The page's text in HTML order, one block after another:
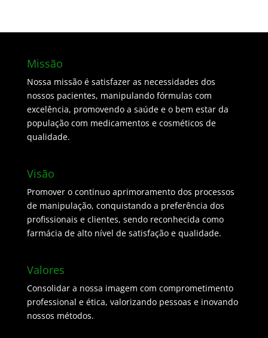
Missão
Nossa missão é satisfazer as necessidades dos
nossos pacientes, manipulando fórmulas com
excelência, promovendo a saúde e o bem estar da
população com medicamentos e cosméticos de
qualidade.
Visão
Promover o continuo aprimoramento dos processos
de manipulação, conquistando a preferência dos
profissionais e clientes, sendo reconhecida como
farmácia de alto nível de satisfação e qualidade.
Valores
Consolidar a nossa imagem com comprometimento
professional e ética, valorizando pessoas e inovando
nossos métodos.